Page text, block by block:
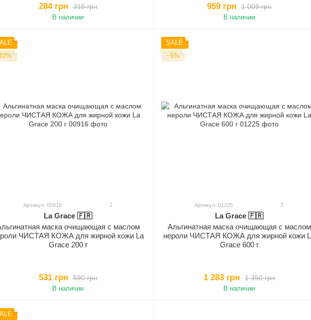
315 грн
284 грн
В наличии
1 009 грн
959 грн
В наличии
Артикул: 00916 1
La Grace 🇫🇷
маска очищающая с маслом
ЧИСТАЯ КОЖА для жирной кожи La
Grace 200 г
590 грн
531 грн
В наличии
SALE
−5%
Артикул: 01225 1
La Grace 🇫🇷
Альгинатная маска очищающая с маслом
нероли ЧИСТАЯ КОЖА для жирной кожи
Grace 600 г
1 350 грн
1 283 грн
В наличии